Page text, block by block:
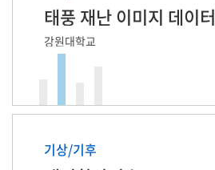
태풍 재난 이미지 데이터
강원대학교
기상/기후